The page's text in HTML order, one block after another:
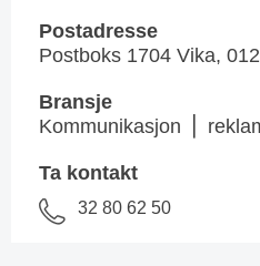
Postadresse
Postboks 1704 Vika,
Bransje
Kommunikasjon ⎪
Ta kontakt
32 80 62 50